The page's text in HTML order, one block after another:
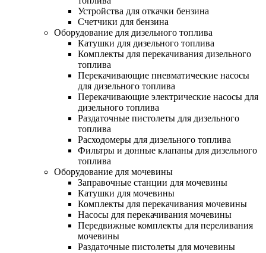
Устройства для откачки бензина
Счетчики для бензина
Оборудование для дизельного топлива
Катушки для дизельного топлива
Комплекты для перекачивания дизельного
топлива
Перекачивающие пневматические насосы
для дизельного топлива
Перекачивающие электрические насосы для
дизельного топлива
Раздаточные пистолеты для дизельного
топлива
Расходомеры для дизельного топлива
Фильтры и донные клапаны для дизельного
топлива
Оборудование для мочевины
Заправочные станции для мочевины
Катушки для мочевины
Комплекты для перекачивания мочевины
Насосы для перекачивания мочевины
Передвижные комплекты для переливания
мочевины
Раздаточные пистолеты для мочевины